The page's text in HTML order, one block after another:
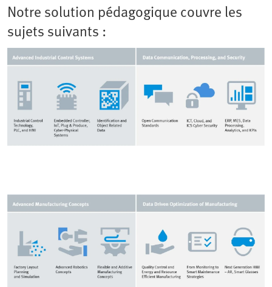
Notre solution pédagogique couvre les
sujets suivants :